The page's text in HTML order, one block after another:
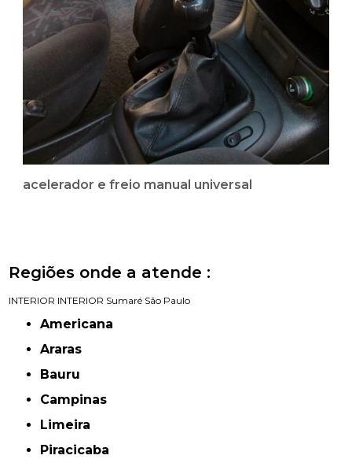
acelerador e freio manual universal
Regiões onde a atende :
INTERIOR INTERIOR Sumaré São Paulo
Americana
Araras
Bauru
Campinas
Limeira
Piracicaba